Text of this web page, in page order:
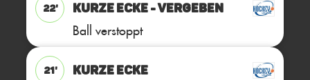
22' KURZE ECKE - VERGEBEN
Ball verstoppt
21' KURZE ECKE